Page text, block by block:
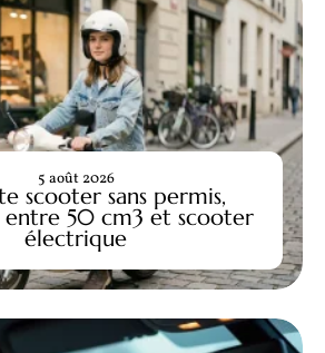
scooter sans permis,
entre 50 cm3 et scooter
électrique
5 août 2026